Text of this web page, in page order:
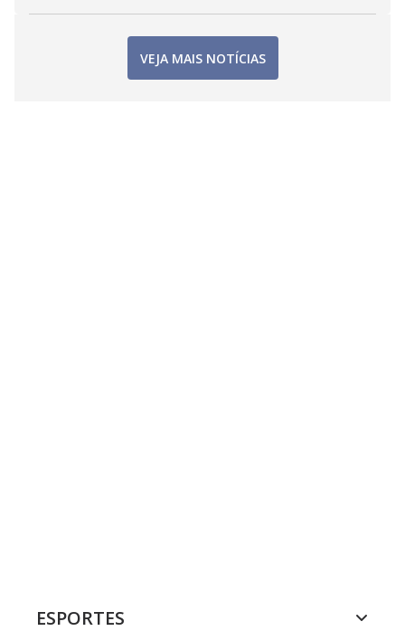
VEJA MAIS NOTÍCIAS
ESPORTES